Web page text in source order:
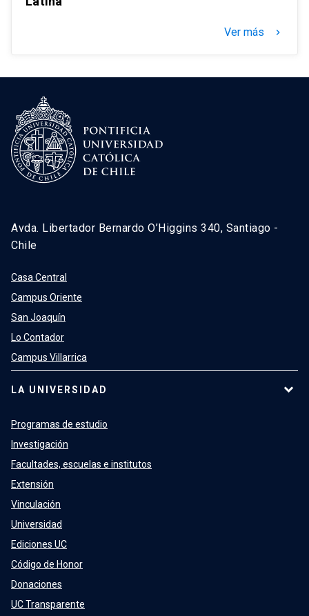
Ver más keyboard_arrow_right
Avda. Libertador Bernardo O’Higgins 340, Santiago -
Chile
Casa Central
Campus Oriente
San Joaquín
Lo Contador
Campus Villarrica
LA UNIVERSIDAD
Programas de estudio
Investigación
Facultades, escuelas e institutos
Extensión
Vinculación
Universidad
Ediciones UC
Código de Honor
Donaciones
UC Transparente